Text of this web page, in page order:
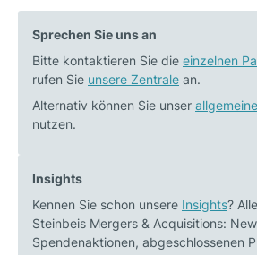
Steinbeis
M&A
weiter
auf
J.
Sprechen Sie uns an
Bitte kontaktieren Sie die einzelnen
rufen Sie unsere Zentrale an.
Alternativ können Sie unser
nutzen.
Insights
Kennen Sie schon unsere Insights?
Steinbeis Mergers & Acquisitions:
Spendenaktionen, abgeschlossenen